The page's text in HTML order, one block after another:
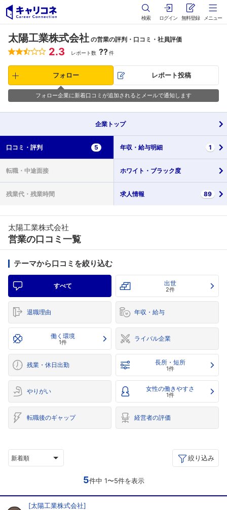
検索 ログイン 無料登録 メニュー
太陽工業株式会社 の営業の評判・口コミ・社員評価
2.3 レポート数 ??件
フォロー レポート投稿
フォロー企業に新着口コミが追加されるとメールで通知します
企業 トップ
口コミ・ 評判 5 年収・ 給与明細 1
転職・ 中途面接 ホワイト・ ブラック度
残業代・ 残業時間 求人情報 89
太陽工業株式会社
営業の口コミ一覧
テーマから口コミを絞り込む
すべて 出世
2件
退職理由 年収・給与
働く環境
1件 ライバル企業
残業・休日出勤 長所・短所
1件
やりがい 女性の働きやすさ
1件
転職後のギャップ 経営者の評価
新着順 絞り込み
5件中 1〜5件を表示
[太陽工業株式会社]